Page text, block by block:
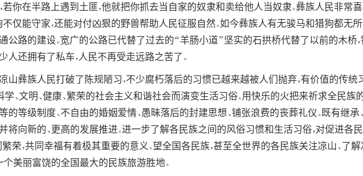
若你在半路上遇到土匪，他就把你抓去当自家的奴隶和卖给他人当奴隶。彝族人民非常
不仅能守家，还能对付凶狠的野兽帮助人民征服自然。如今彝族人有无骏马和猎狗都无
公路的建设。宽广的公路已代替了过去的“羊肠小道”坚实的石拱桥代替了以前的木桥，
人还拥有了私车，人民不再受走远路之苦了。
山彝族人民打破了陈规陋习，不少腐朽落后的习惯已越来越被人们抛弃，有价值的传
、文明、健康、繁荣的社会主义和谐社会而演变生活习俗。用快乐的火把来祈求全民族
的等级制度、不自由的婚姻爱情、愚昧落后的封建思想、铺张浪费的丧葬礼仪。既有继承
将向新的、更高的发展推进。进一步了解各民族之间的风俗习惯和生活习俗，对促进各
繁荣，共同幸福有着极其重要的意义。望全国各民族，甚至全世界的各民族关注凉山、了解
个美丽富饶的全国最大的民族旅游胜地。